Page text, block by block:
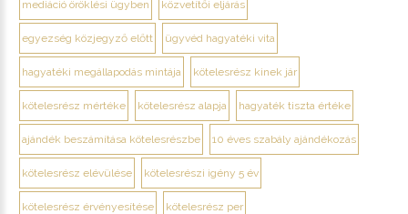
mediáció öröklési ügyben közvetítői eljárás
egyezség közjegyző előtt ügyvéd hagyatéki vita
hagyatéki megállapodás mintája kötelesrész kinek jár
kötelesrész mértéke kötelesrész alapja hagyaték tiszta értéke
ajándék beszámítása kötelesrészbe 10 éves szabály ajándékozás
kötelesrész elévülése kötelesrészi igény 5 év
kötelesrész érvényesítése kötelesrész per